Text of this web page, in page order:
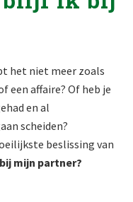
het niet meer zoals
een affaire? Of heb je
en al
scheiden?
beslissing van
mijn partner?